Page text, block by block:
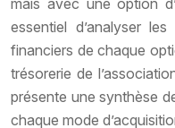
essentiel d’analyser
financiers de chaque
trésorerie de
présente une synthèse
chaque mode